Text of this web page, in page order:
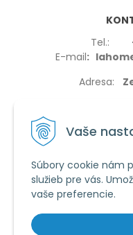
Vaše
Súbory cookie nám
služieb pre vás.
vaše preferencie.
Tel.:
E-mail:
Adresa: